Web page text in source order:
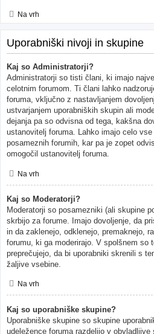
Na vrh
Uporabniški nivoji in skupine
Kaj so Administratorji?
Administratorji so tisti člani, ki imajo
celotnim forumom. Ti člani lahko
foruma, vključno z nastavljanjem
ustvarjanjem uporabniških skupin ali
dejanja pa so odvisna od tega, kakšna
ustanovitelj foruma. Lahko imajo celo
posameznih forumih, kar pa je zopet
omogočil ustanovitelj foruma.
Na vrh
Kaj so Moderatorji?
Moderatorji so posamezniki (ali skupine
skrbijo za forume. Imajo dovoljenje, da
in da zaklenejo, odklenejo, premaknejo,
forumu, ki ga moderirajo. V spolšnem so
preprečujejo, da bi uporabniki skrenili s
žaljive vsebine.
Na vrh
Kaj so uporabniške skupine?
Uporabniške skupine so skupine
udeležence foruma razdelijo v